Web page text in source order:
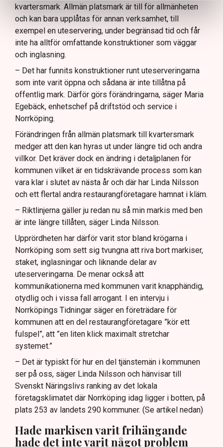
kvartersmark. Allmän platsmark är till för allmänheten
och kan bara upplåtas för annan verksamhet, till
exempel en uteservering, under begränsad tid och får
inte ha alltför omfattande konstruktioner som väggar
och inglasning.
– Det har funnits konstruktioner runt uteserveringarna
som inte varit öppna och sådana är inte tillåtna på
offentlig mark. Därför görs förändringarna, säger Maria
Egebäck, enhetschef på driftstöd och service i
Norrköping.
Förändringen från allmän platsmark till kvartersmark
medger att den kan hyras ut under längre tid och andra
villkor. Det kräver dock en ändring i detaljplanen för
kommunen vilket är en tidskrävande process som kan
vara klar i slutet av nästa år och där har Linda Nilsson
och ett flertal andra restaurangföretagare hamnat i kläm.
– Riktlinjerna gäller ju redan nu så min markis med ben
är inte längre tillåten, säger Linda Nilsson.
Upprördheten har därför varit stor bland krögarna i
Norrköping som sett sig tvungna att riva bort markiser,
staket, inglasningar och liknande delar av
uteserveringarna. De menar också att
kommunikationerna med kommunen varit knapphändig,
otydlig och i vissa fall arrogant. I en intervju i
Norrköpings Tidningar säger en företrädare för
kommunen att en del restaurangföretagare ”kör ett
fulspel”, att ”en liten klick maximalt stretchar
systemet.”
– Det är typiskt för hur en del tjänstemän i kommunen
ser på oss, säger Linda Nilsson och hänvisar till
Svenskt Näringslivs ranking av det lokala
företagsklimatet där Norrköping idag ligger i botten, på
plats 253 av landets 290 kommuner. (Se artikel nedan)
Hade markisen varit frihängande
hade det inte varit något problem